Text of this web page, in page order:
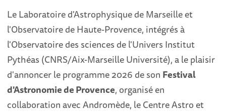
Le Laboratoire d'Astrophysique de Marseille et
l'Observatoire de Haute-Provence, intégrés à
l'Observatoire des sciences de l'Univers Institut
Pythéas (CNRS/Aix-Marseille Université), a le plaisir
d'annoncer le programme 2026 de son Festival
d'Astronomie de Provence, organisé en
collaboration avec Andromède, le Centre Astro et